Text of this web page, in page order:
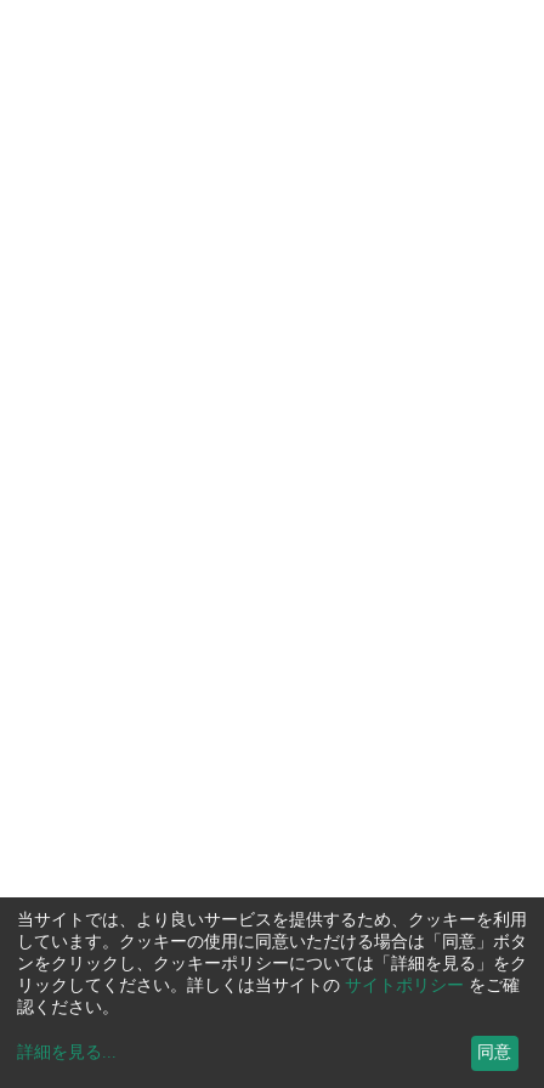
当サイトでは、より良いサービスを提供するため、クッキーを利用
しています。クッキーの使用に同意いただける場合は「同意」ボタ
ンをクリックし、クッキーポリシーについては「詳細を見る」をク
リックしてください。詳しくは当サイトの サイトポリシー をご確
認ください。
詳細を見る ... 同意